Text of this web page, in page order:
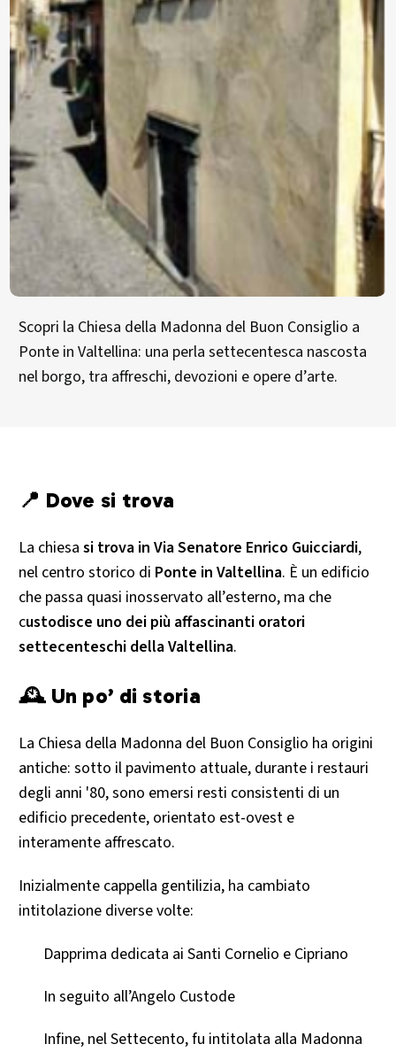
Scopri la Chiesa della Madonna del Buon Consiglio a
Ponte in Valtellina: una perla settecentesca nascosta
nel borgo, tra affreschi, devozioni e opere d’arte.
📍 Dove si trova
La chiesa si trova in Via Senatore Enrico Guicciardi,
nel centro storico di Ponte in Valtellina. È un edificio
che passa quasi inosservato all’esterno, ma che
custodisce uno dei più affascinanti oratori
settecenteschi della Valtellina.
🕰 Un po’ di storia
La Chiesa della Madonna del Buon Consiglio ha origini
antiche: sotto il pavimento attuale, durante i restauri
degli anni '80, sono emersi resti consistenti di un
edificio precedente, orientato est-ovest e
interamente affrescato.
Inizialmente cappella gentilizia, ha cambiato
intitolazione diverse volte:
Dapprima dedicata ai Santi Cornelio e Cipriano
In seguito all’Angelo Custode
Infine, nel Settecento, fu intitolata alla Madonna